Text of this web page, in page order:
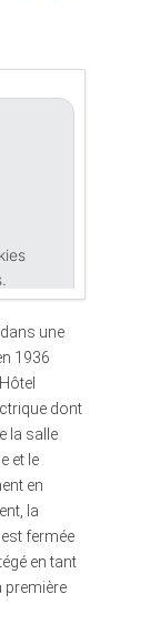
une
1936
dont
la salle
et le
en
la
fermée
en tant
première